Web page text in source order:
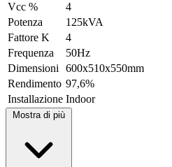
Vcc %
4
Potenza
125kVA
Fattore K
4
Frequenza
50Hz
Dimensioni
600x510x550mm
Rendimento 97,6%
Installazione Indoor
Mostra di più